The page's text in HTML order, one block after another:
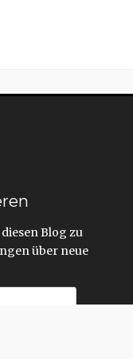
Blog zu
über neue